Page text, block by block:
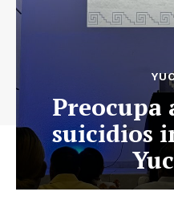
Preocupa
suicidios